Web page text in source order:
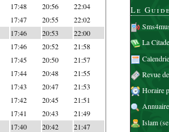
17:48 20:56 22:04
17:47 20:55 22:02
17:46 20:53 22:00
17:46 20:52 21:58
17:45 20:50 21:57
17:44 20:48 21:55
17:43 20:47 21:53
17:42 20:45 21:51
17:41 20:43 21:49
17:40 20:42 21:47
Le
La
Revue
Horaire
Islam